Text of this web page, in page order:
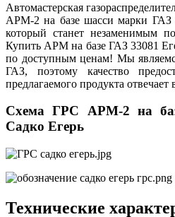
Автомастерская
АРМ-2 на базе шасси марки ГАЗ
который станет незаменимым
Купить АРМ на базе ГАЗ 33081
по доступным ценам! Мы
ГАЗ, поэтому качество
предлагаемого продукта
Схема ГРС АРМ-2 на
Садко Егерь
Технические